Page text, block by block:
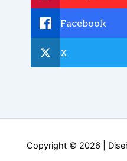
Facebook
X
Copyright © 2026 |